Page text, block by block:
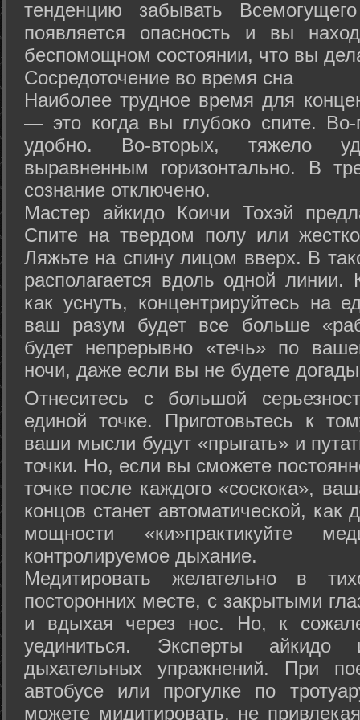
тенденцию забывать
появляется опасность и вы
беспомощном состоянии, что вы
Сосредоточение во время сна
Наиболее трудное время для
— это когда вы глубоко спите.
удобно. Во-вторых, тяжело
выравненным горизонтально. В
сознание отключено.
Мастер айкидо Коичи Тохэй
Спите на твердом полу или
Ляжьте на спину лицом вверх. В
располагается вдоль одной
как уснуть, концентрируйтесь на
ваш разум будет все больше
будет непрерывно «течь» по
ночи, даже если вы не будете
Отнеситесь с большой
единой точке. Приготовьтесь к
ваши мысли будут «прыгать» и
точки. Но, если вы сможете
точке после каждого «соскока»,
концов станет автоматической,
мощности «ки»практикуйте
контролируемое дыхание.
Медитировать желательно в
посторонних месте, с закрытыми
и вдыхая через нос. Но, к
уединиться. Эксперты айкидо
дыхательных упражнений. При
автобусе или прогулке по
можете мидитировать, не